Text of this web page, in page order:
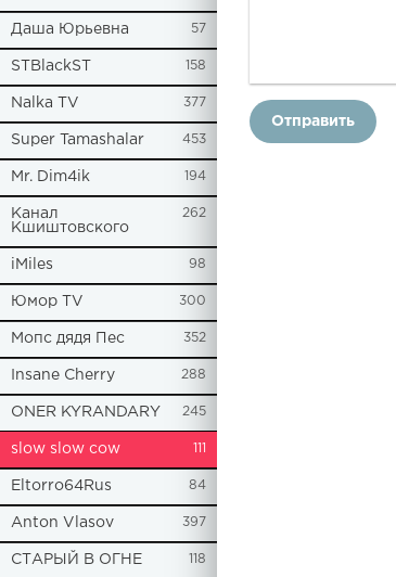
Даша Юрьевна 57
STBlackST 158
Nalka TV 377
Super Tamashalar 453
Mr. Dim4ik 194
Канал
Кшиштовского
262
iMiles 98
Юмор TV 300
Мопс дядя Пес 352
Insane Cherry 288
ONER KYRANDARY 245
slow slow cow 111
Eltorro64Rus 84
Anton Vlasov 397
СТАРЫЙ В ОГНЕ 118
Отправить